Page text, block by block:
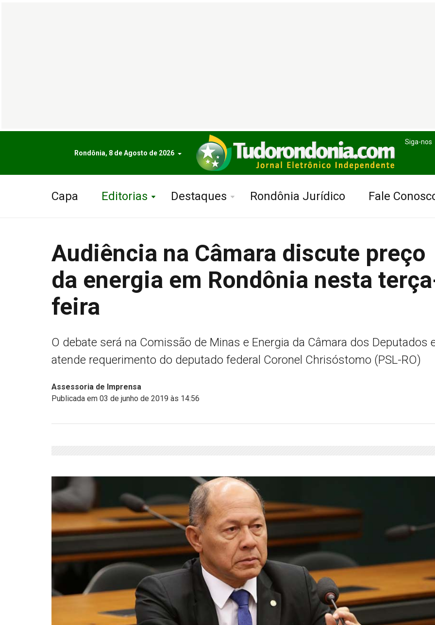
Rondônia, 8 de Agosto de 2026
Siga-nos
Capa Editorias Destaques Rondônia Jurídico Fale
Audiência na Câmara discute preço
da energia em Rondônia nesta
feira
O debate será na Comissão de Minas e Energia da Câmara dos Deputados
atende requerimento do deputado federal Coronel Chrisóstomo (PSL-RO)
Assessoria de Imprensa
Publicada em 03 de junho de 2019 às 14:56